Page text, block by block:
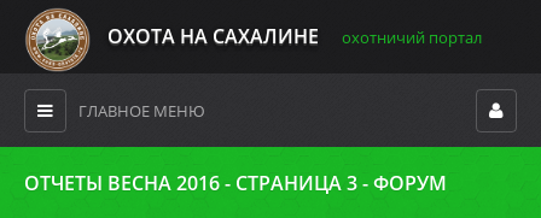
ОХОТА НА САХАЛИНЕ охотничий портал
ГЛАВНОЕ МЕНЮ
ОТЧЕТЫ ВЕСНА 2016 - СТРАНИЦА 3 - ФОРУМ